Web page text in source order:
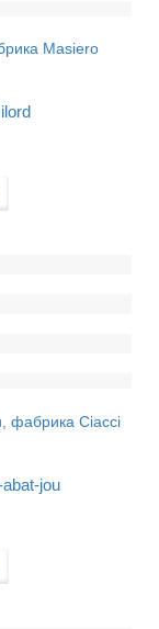
jou